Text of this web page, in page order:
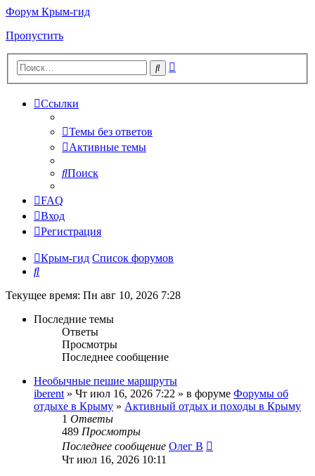
Форум Крым-гид
Пропустить
Поиск
Ссылки
Темы без ответов
Активные темы
Поиск
FAQ
Вход
Регистрация
Крым-гид Список форумов
Поиск
Текущее время: Пн авг 10, 2026 7:28
Последние темы
Ответы
Просмотры
Последнее сообщение
Необычные пешие маршруты
iberent » Чт июл 16, 2026 7:22 » в форуме Форумы об
отдыхе в Крыму » Активный отдых и походы в Крыму
1 Ответы
489 Просмотры
Последнее сообщение Олег В
Чт июл 16, 2026 10:11